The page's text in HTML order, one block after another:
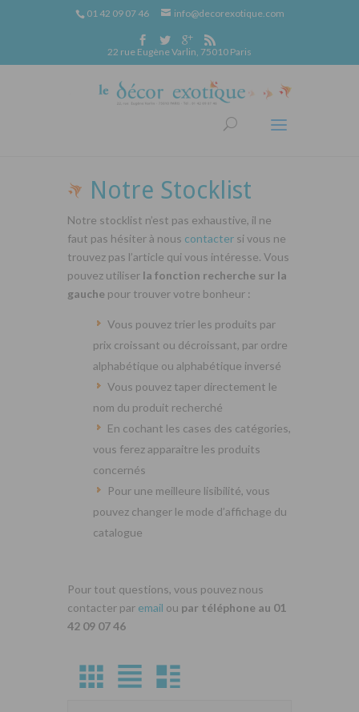
01 42 09 07 46 info@decorexotique.com
22 rue Eugène Varlin, 75010 Paris
Notre Stocklist
Notre stocklist n’est pas exhaustive, il ne
faut pas hésiter à nous contacter si vous ne
trouvez pas l’article qui vous intéresse. Vous
pouvez utiliser la fonction recherche sur la
gauche pour trouver votre bonheur :
Vous pouvez trier les produits par
prix croissant ou décroissant, par ordre
alphabétique ou alphabétique inversé
Vous pouvez taper directement le
nom du produit recherché
En cochant les cases des catégories,
vous ferez apparaitre les produits
concernés
Pour une meilleure lisibilité, vous
pouvez changer le mode d’affichage du
catalogue
Pour tout questions, vous pouvez nous
contacter par email ou par téléphone au 01
42 09 07 46